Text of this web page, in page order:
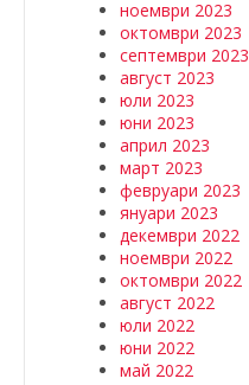
ноември 2023
октомври 2023
септември 2023
август 2023
юли 2023
юни 2023
април 2023
март 2023
февруари 2023
януари 2023
декември 2022
ноември 2022
октомври 2022
август 2022
юли 2022
юни 2022
май 2022